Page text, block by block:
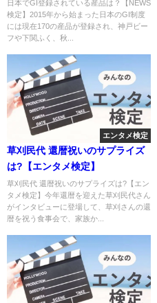
日本でGI登録されている産品は？【NEWS
検定】2015年から始まった日本のGI制度
には現在170の産品が登録され、神戸ビー
フや下関ふく、秋...
エンタメ検定
草刈民代 還暦祝いのサプライズ
は?【エンタメ検定】
草刈民代 還暦祝いのサプライズは?【エン
タメ検定】今年還暦を迎えた草刈民代さん
がインタビューに登場して、草刈さんの還
暦を祝う食事会で、家族か...